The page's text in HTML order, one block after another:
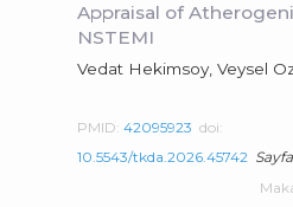
Appraisal of
NSTEMI
Vedat Hekimsoy, Veysel
PMID:42095923 doi:
10.5543/tkda.2026.45742